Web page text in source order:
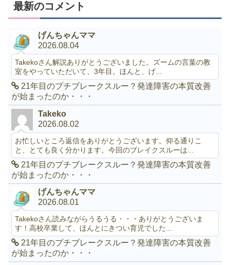
最新のコメント
げんちゃんママ
2026.08.04
Takekoさん解説ありがとうございました。ズームの言葉の教
室をやっていただいて、3年目。ほんと、げ...
21年目のプチブレークスルー？発達障害の本質改善
が始まったのか・・・
Takeko
2026.08.02
お忙しいところ返信をありがとうございます。仰る通りこ
と、とても良く分かります。今回のブレイクスルーは...
21年目のプチブレークスルー？発達障害の本質改善
が始まったのか・・・
げんちゃんママ
2026.08.01
Takekoさん読みながらうるうる・・・ありがとうございま
す！高校卒業して、ほんとにきつい育児でした...
21年目のプチブレークスルー？発達障害の本質改善
が始まったのか・・・